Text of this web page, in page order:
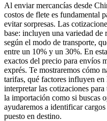
Al enviar mercancías desde
costos de flete es fundamental
evitar sorpresas. Las
base: incluyen una variedad de
según el modo de transporte,
entre un 10% y un 30%. En
exactos del precio para envíos
exprés. Te mostraremos cómo
tarifas, qué factores influyen
interpretar las cotizaciones
la importación como si buscas
ayudaremos a identificar
puesto en destino.